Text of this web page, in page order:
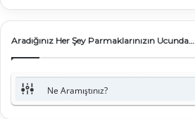
Aradığınız Her Şey Parmaklarınızın Ucunda…